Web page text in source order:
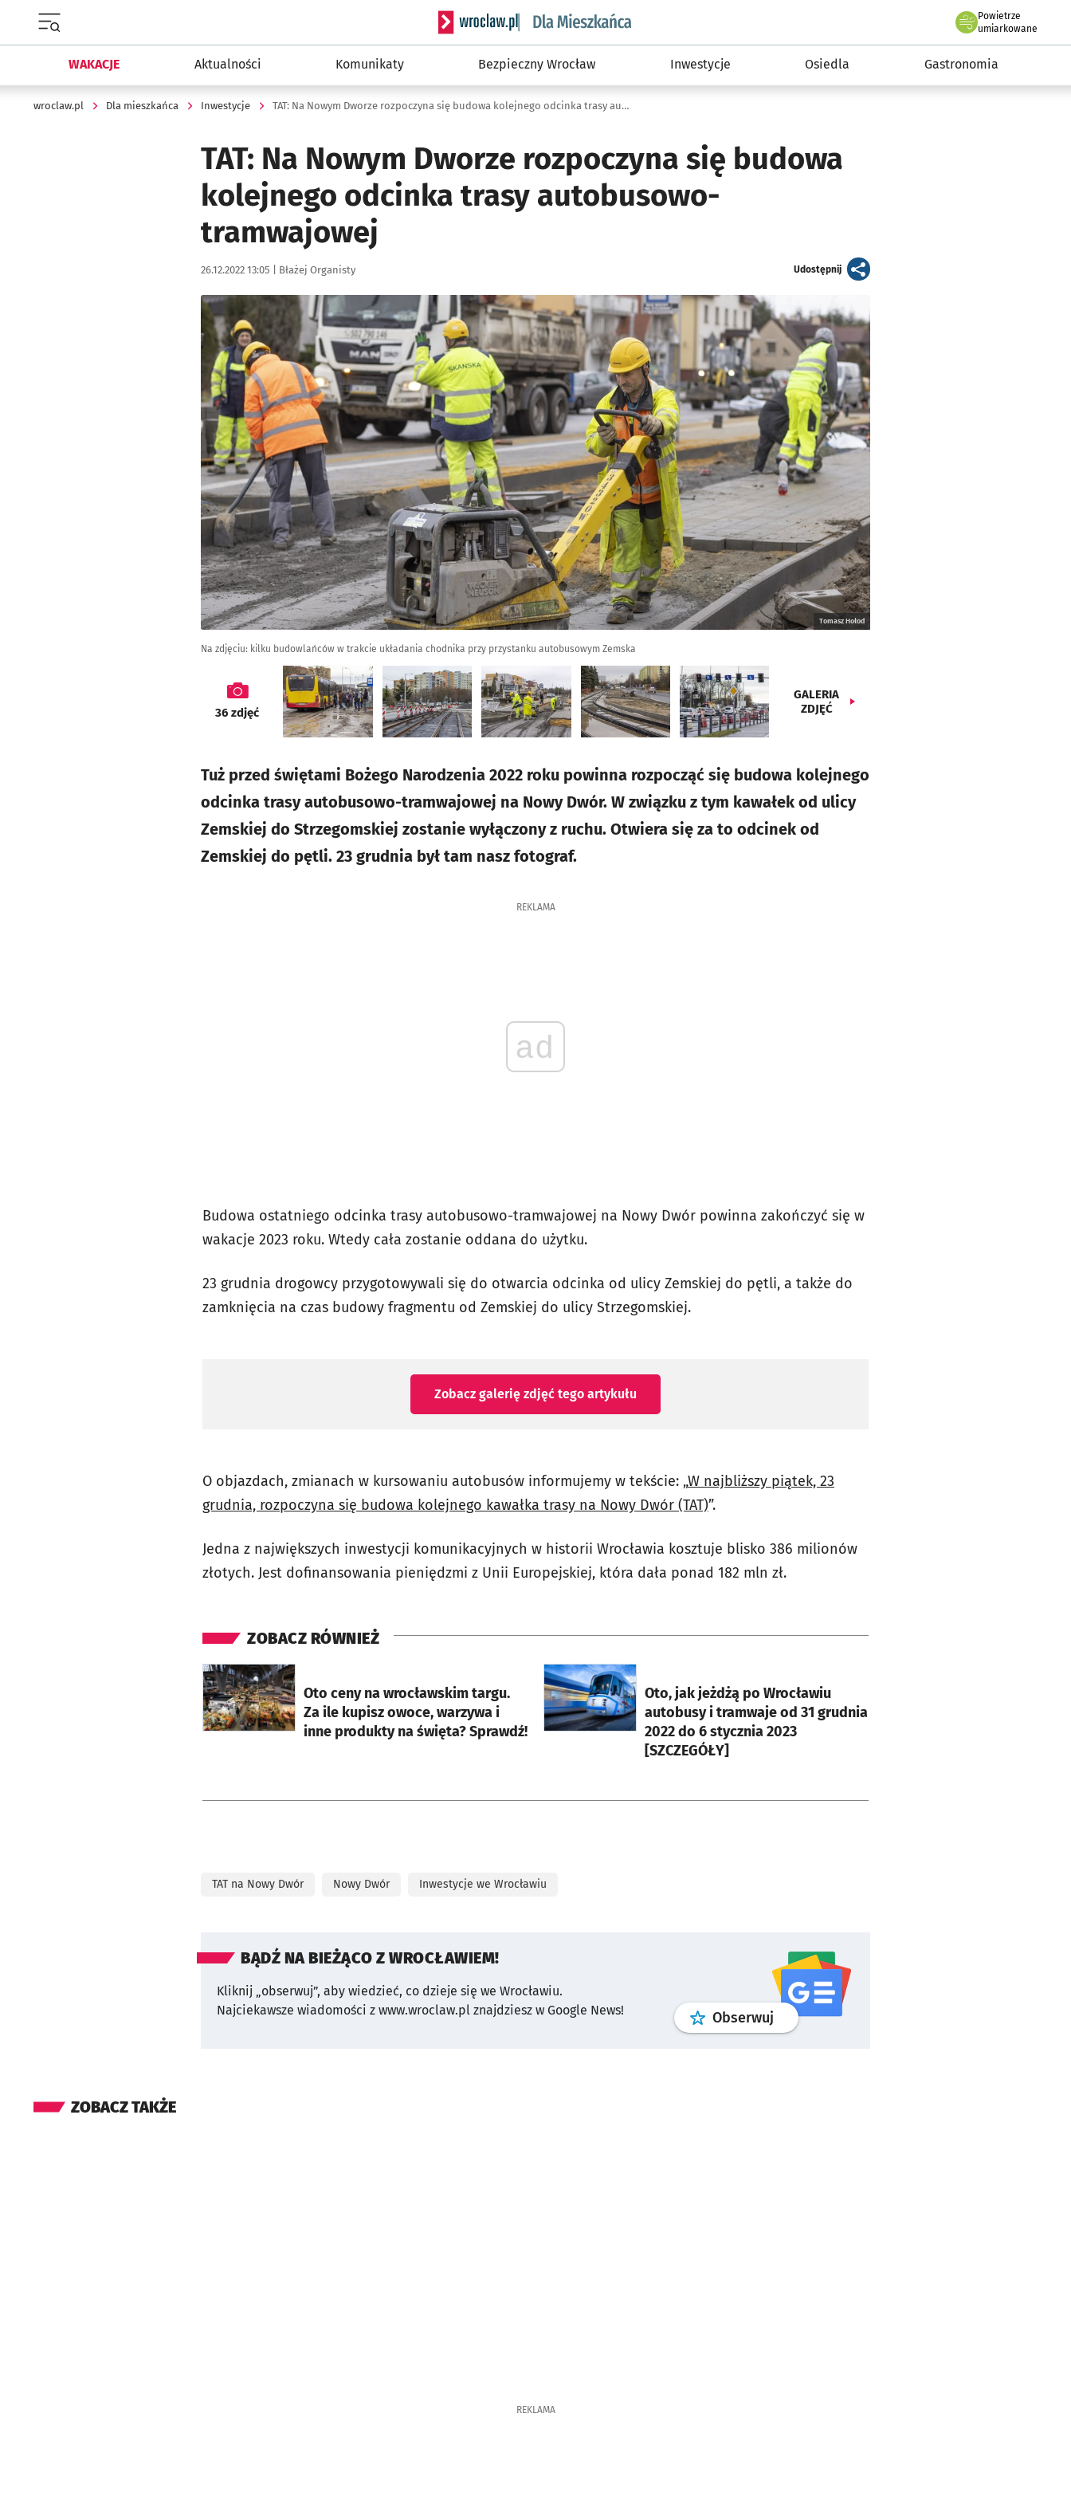
Serwis informacyjny wroclaw.pl podserwis: Dla mieszkańca
Powietrze
we Wrocławiu
umiarkowane
WAKACJE Aktualności Komunikaty Bezpieczny Wrocław Inwestycje Osiedla Gastronomia
wroclaw.pl Dla mieszkańca Inwestycje TAT: Na Nowym Dworze rozpoczyna się budowa kolejnego odcinka trasy autobusowo-tramwajowej
TAT: Na Nowym Dworze rozpoczyna się budowa
kolejnego odcinka trasy autobusowo-
tramwajowej
Data publikacji:
26.12.2022 13:05 | Autor:
Błażej Organisty Udostępnijartykuł
Kliknij, aby zobaczyć galerię
Tomasz Hołod
Na zdjęciu: kilku budowlańców w trakcie układania chodnika przy przystanku autobusowym Zemska
galeria
36 zdjęć
GALERIA
ZDJĘĆ
Tuż przed świętami Bożego Narodzenia 2022 roku powinna rozpocząć się budowa kolejnego
odcinka trasy autobusowo-tramwajowej na Nowy Dwór. W związku z tym kawałek od ulicy
Zemskiej do Strzegomskiej zostanie wyłączony z ruchu. Otwiera się za to odcinek od
Zemskiej do pętli. 23 grudnia był tam nasz fotograf.
REKLAMA
ad
Budowa ostatniego odcinka trasy autobusowo-tramwajowej na Nowy Dwór powinna zakończyć się w
wakacje 2023 roku. Wtedy cała zostanie oddana do użytku.
23 grudnia drogowcy przygotowywali się do otwarcia odcinka od ulicy Zemskiej do pętli, a także do
zamknięcia na czas budowy fragmentu od Zemskiej do ulicy Strzegomskiej.
Zobacz galerię zdjęć tego artykułu
O objazdach, zmianach w kursowaniu autobusów informujemy w tekście: „W najbliższy piątek, 23
grudnia, rozpoczyna się budowa kolejnego kawałka trasy na Nowy Dwór (TAT)”.
Jedna z największych inwestycji komunikacyjnych w historii Wrocławia kosztuje blisko 386 milionów
złotych. Jest dofinansowania pieniędzmi z Unii Europejskiej, która dała ponad 182 mln zł.
ZOBACZ RÓWNIEŻ
Oto ceny na wrocławskim targu.
Za ile kupisz owoce, warzywa i
inne produkty na święta? Sprawdź!
otworzy się w nowej karcie
Oto, jak jeżdżą po Wrocławiu
autobusy i tramwaje od 31 grudnia
2022 do 6 stycznia 2023
[SZCZEGÓŁY]
otworzy się w nowej karcie
TAT na Nowy Dwór Nowy Dwór Inwestycje we Wrocławiu
BĄDŹ NA BIEŻĄCO Z WROCŁAWIEM!
Kliknij „obserwuj”, aby wiedzieć, co dzieje się we Wrocławiu.
Najciekawsze wiadomości z www.wroclaw.pl znajdziesz w Google News!
Obserwuj profilgoogle news
ZOBACZ TAKŻE
REKLAMA